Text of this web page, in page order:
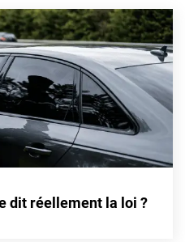
dit réellement la loi ?